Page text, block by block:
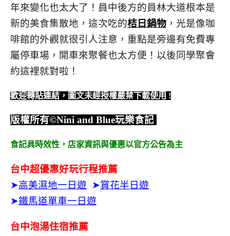
年來變化也太大了！員中後方的員林大道根本是
新的美食集散地，這次吃的桔日鍋物 ，光是像咖
啡館的外觀就很引人注意，重點是旁邊有免費專
屬停車場，開車來聚餐也太方便！以後同學聚會
約這裡就對啦！
歡迎轉貼連結，圖文未經授權嚴禁下載使用 !
版權所有©Nini and Blue玩樂食記
食記具時效性， 店家資訊與優惠以官方公告為主
台中超優惠好玩行程推薦
➤高美濕地一日遊 ➤賞花半日遊
➤鐵馬道單車一日遊
台中泡湯住宿推薦